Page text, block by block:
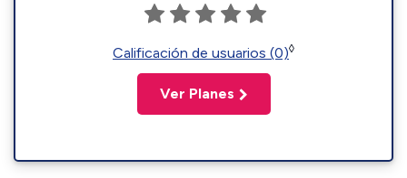
Calificación de usuarios (0)◊
Ver Planes